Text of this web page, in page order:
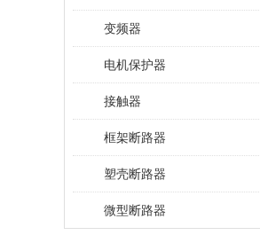
变频器
电机保护器
接触器
框架断路器
塑壳断路器
微型断路器